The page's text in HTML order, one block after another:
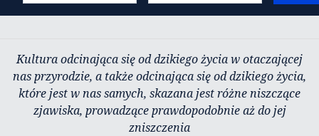
Kultura odcinająca się od dzikiego życia w otaczającej
nas przyrodzie, a także odcinająca się od dzikiego życia,
które jest w nas samych, skazana jest różne niszczące
zjawiska, prowadzące prawdopodobnie aż do jej
zniszczenia